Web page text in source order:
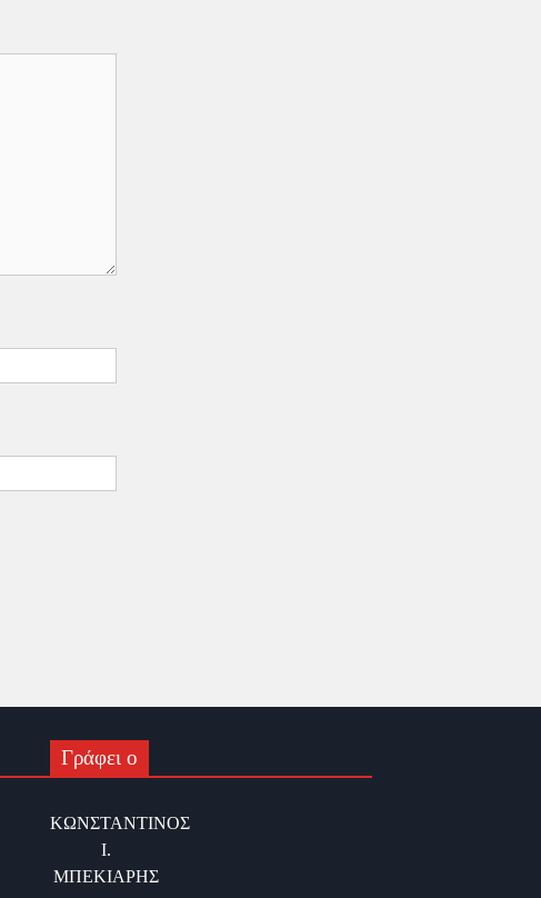
Γράφει ο
ΚΩΝΣΤΑΝΤΙΝΟΣ
Ι.
ΜΠΕΚΙΑΡΗΣ